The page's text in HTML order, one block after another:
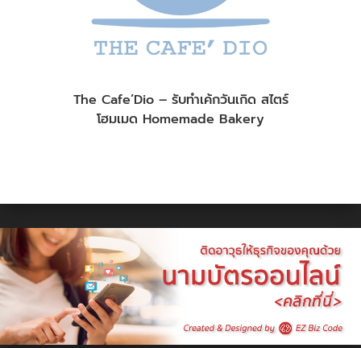
The Cafe’Dio – รับทำเค้กวันเกิด สไตร์
โฮมเมด Homemade Bakery